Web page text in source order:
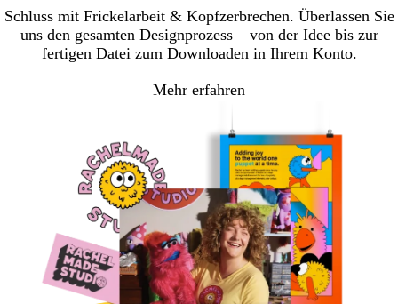
Schluss mit Frickelarbeit & Kopfzerbrechen. Überlassen Sie
uns den gesamten Designprozess – von der Idee bis zur
fertigen Datei zum Downloaden in Ihrem Konto.
Mehr erfahren